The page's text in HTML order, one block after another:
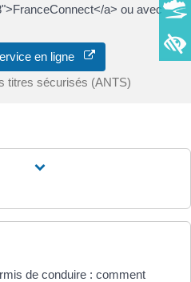
a> ou avec
en ligne
titres sécurisés (ANTS)
de conduire : comment